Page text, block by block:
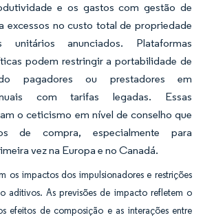
e os gastos com gestão de
excessos no custo total de propriedade
anunciados. Plataformas
podem restringir a portabilidade de
pagadores ou prestadores em
com tarifas legadas. Essas
o ceticismo em nível de conselho que
de compra, especialmente para
vez na Europa e no Canadá.
os impactos dos impulsionadores e restrições
aditivos. As previsões de impacto refletem o
efeitos de composição e as interações entre